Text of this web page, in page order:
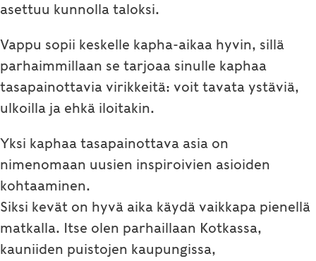
asettuu kunnolla taloksi.
Vappu sopii keskelle kapha-aikaa hyvin, sillä
parhaimmillaan se tarjoaa sinulle kaphaa
tasapainottavia virikkeitä: voit tavata ystäviä,
ulkoilla ja ehkä iloitakin.
Yksi kaphaa tasapainottava asia on
nimenomaan uusien inspiroivien asioiden
kohtaaminen.
Siksi kevät on hyvä aika käydä vaikkapa pienellä
matkalla. Itse olen parhaillaan Kotkassa,
kauniiden puistojen kaupungissa,